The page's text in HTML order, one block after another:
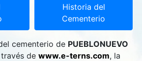
Historia del
Cementerio
cementerio de PUEBLONUEVO
de www.e-terns.com, la